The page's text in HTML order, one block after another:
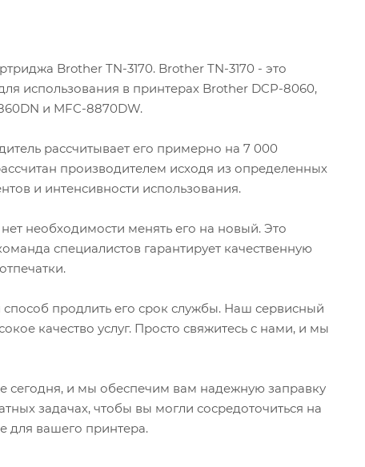
Brother TN-3170. Brother TN-3170 - это
использования в принтерах Brother DCP-8060,
и MFC-8870DW.
рассчитывает его примерно на 7 000
производителем исходя из определенных
и интенсивности использования.
необходимости менять его на новый. Это
специалистов гарантирует качественную
продлить его срок службы. Наш сервисный
качество услуг. Просто свяжитесь с нами, и мы
сегодня, и мы обеспечим вам надежную заправку
задачах, чтобы вы могли сосредоточиться на
для вашего принтера.